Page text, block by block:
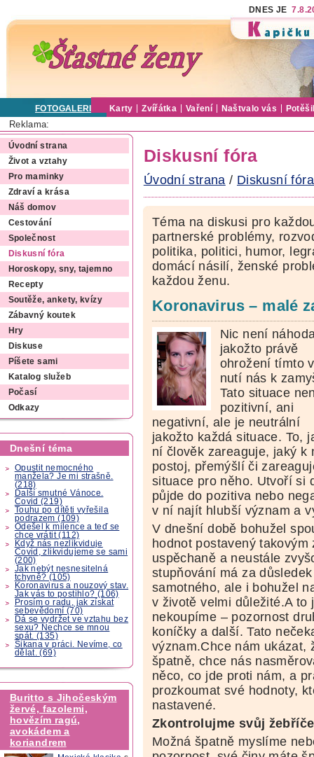
DNES JE
FOTOGALERIE Karty Zvířátka Vaření Naštvalo vás
Reklama:
Úvodní strana
Život a vztahy
Pro maminky
Zdraví a krása
Náš domov
Cestování
Společnost
Diskusní fóra
Horoskopy, sny, tajemno
Recepty
Soutěže, ankety, kvízy
Zábavný koutek
Hry
Diskuse
Píšete sami
Katalog služeb
Počasí
Odkazy
Dnešní téma
Opustit nemocného
manžela? Je mi strašně.
(218)
Další smutné Vánoce.
Covid (219)
Touhu po dítěti vyřešila
podrazem (109)
Odešel k milence a teď se
chce vrátit (112)
Když nás nezlikviduje
Covid, zlikvidujeme se sami
(200)
Jak nebýt nesnesitelná
tchyně? (105)
Koronavirus a nouzový stav.
Jak vás to postihlo? (106)
Prosím o radu, jak získat
sebevědomí (70)
Dá se vydržet ve vztahu bez
sexu? Nechce se mnou
spát. (135)
Šikana v práci. Nevíme, co
dělat. (69)
Buritto s Jihočeským
žervé, fazolemi,
hovězím ragú,
avokádem a
koriandrem
Diskusní fóra
Úvodní strana / Diskusní fóra
Téma na diskusi pro
partnerské problémy,
politika, politici, humor,
domácí násilí, ženské
každou ženu.
Koronavirus – malé
Nic není
jakožto právě
ohrožení tímto
nutí nás k
Tato situace
pozitivní, ani
negativní, ale je neutrální
jakožto každá situace. To,
ní člověk zareaguje, jaký k
postoj, přemýšlí či
situace pro něho. Utvoří si
půjde do pozitiva nebo
v ní najít hlubší význam a
V dnešní době bohužel
hodnot postavený
uspěchaně a neustále
stupňování má za
samotného, ale i bohužel
v životě velmi důležité.A to
nekoupíme – pozornost
koníčky a další. Tato
význam.Chce nám ukázat,
špatně, chce nás
něco, co jde proti nám, a
prozkoumat své hodnoty,
nastavené.
Zkontrolujme svůj
Možná špatně myslíme